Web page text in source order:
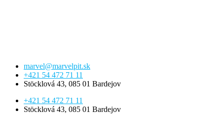
marvel@marvelpit.sk
+421 54 472 71 11
Stöcklová 43, 085 01 Bardejov
+421 54 472 71 11
Stöcklová 43, 085 01 Bardejov